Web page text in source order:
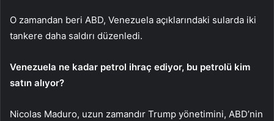
O zamandan beri ABD, Venezuela açıklarındaki sularda iki
tankere daha saldırı düzenledi.
Venezuela ne kadar petrol ihraç ediyor, bu petrolü kim
satın alıyor?
Nicolas Maduro, uzun zamandır Trump yönetimini, ABD’nin